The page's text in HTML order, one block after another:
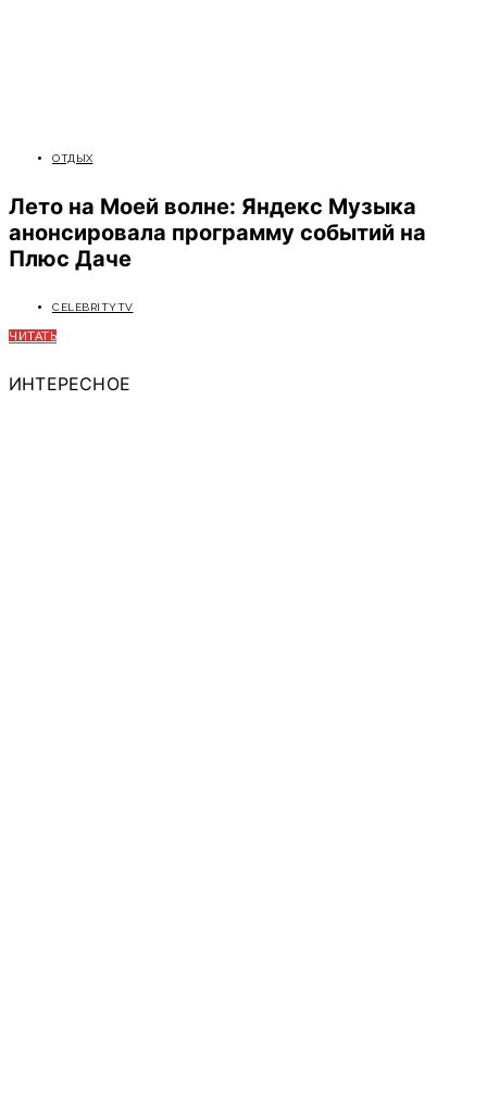
ОТДЫХ
Лето на Моей волне: Яндекс Музыка
анонсировала программу событий на
Плюс Даче
CELEBRITYTV
ЧИТАТЬ
ИНТЕРЕСНОЕ